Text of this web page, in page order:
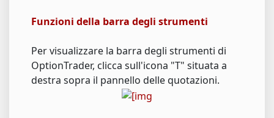
Funzioni della barra degli strumenti
Per visualizzare la barra degli strumenti di
OptionTrader, clicca sull'icona "T" situata a
destra sopra il pannello delle quotazioni.